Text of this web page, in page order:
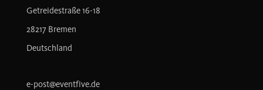
Getreidestraße 16-18
28217 Bremen
Deutschland
e-post@eventfive.de